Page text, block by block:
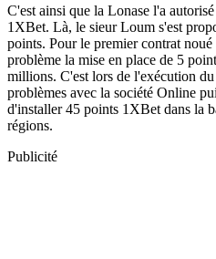
C'est ainsi que la Lonase l'a
1XBet. Là, le sieur Loum s'est
points. Pour le premier contrat
problème la mise en place de 5
millions. C'est lors de l'exécution
problèmes avec la société Online
d'installer 45 points 1XBet dans la
régions.
Publicité